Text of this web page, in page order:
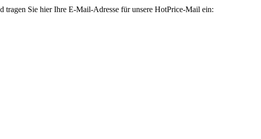
tragen Sie hier Ihre E-Mail-Adresse für unsere HotPrice-Mail ein: